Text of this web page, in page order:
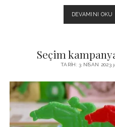
DEVAMINI OKU
Seçim
TARIH: 3 NISAN 2023